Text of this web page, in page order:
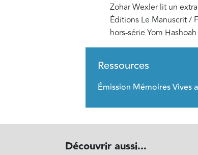
Zohar Wexler lit un
Éditions Le Manuscrit /
hors-série Yom
Ressources
Émission Mémoires Vives
Découvrir aussi...